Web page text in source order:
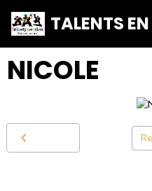
TALENTS
NICOLE